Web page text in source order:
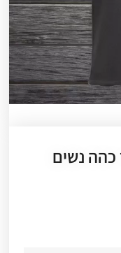
כהה נשים